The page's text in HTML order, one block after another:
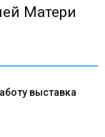
Матери
выставка